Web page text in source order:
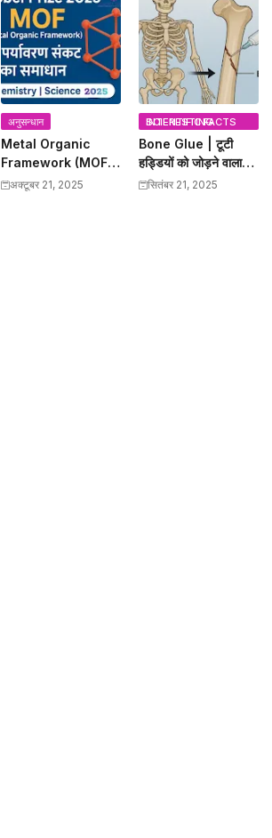
Benefits
अनुसन्धान
Metal Organic
Framework (MOF)
– 2025 Nobel Prize
अक्टूबर 21, 2025
INTERESTING SCIENTIFIC FACTS
Bone Glue | टूटी
हड्डियों को जोड़ने वाला
बोन ग्लू | Science
सितंबर 21, 2025